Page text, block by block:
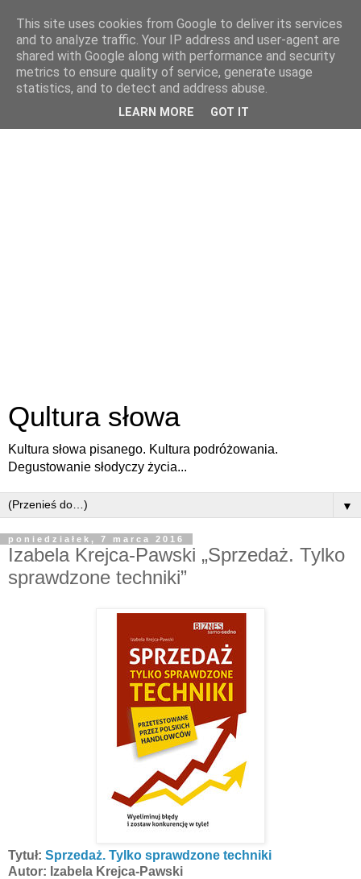
Qultura słowa
Kultura słowa pisanego. Kultura podróżowania.
Degustowanie słodyczy życia...
▼
poniedziałek, 7 marca 2016
Izabela Krejca-Pawski „Sprzedaż. Tylko
sprawdzone techniki”
Tytuł: Sprzedaż. Tylko sprawdzone techniki
Autor: Izabela Krejca-Pawski
This site uses cookies from Google to deliver its services
and to analyze traffic. Your IP address and user-agent are
shared with Google along with performance and security
metrics to ensure quality of service, generate usage
statistics, and to detect and address abuse.
LEARN MORE GOT IT